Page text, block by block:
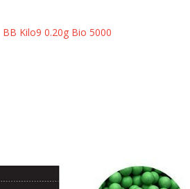
BB Kilo9 0.20g Bio 5000